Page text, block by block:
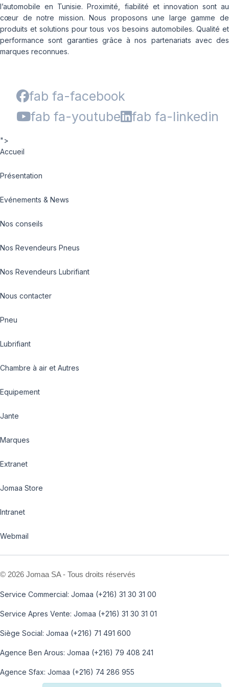
l’automobile en Tunisie. Proximité, fiabilité et innovation sont au
cœur de notre mission. Nous proposons une large gamme de
produits et solutions pour tous vos besoins automobiles. Qualité et
performance sont garanties grâce à nos partenariats avec des
marques reconnues.
fab fa-facebook
fab fa-youtube
fab fa-linkedin
">
Accueil
Présentation
Evénements & News
Nos conseils
Nos Revendeurs Pneus
Nos Revendeurs Lubrifiant
Nous contacter
Pneu
Lubrifiant
Chambre à air et Autres
Equipement
Jante
Marques
Extranet
Jomaa Store
Intranet
Webmail
© 2026 Jomaa SA - Tous droits réservés
Service Commercial: Jomaa (+216) 31 30 31 00
Service Apres Vente: Jomaa (+216) 31 30 31 01
Siège Social: Jomaa (+216) 71 491 600
Agence Ben Arous: Jomaa (+216) 79 408 241
Agence Sfax: Jomaa (+216) 74 286 955